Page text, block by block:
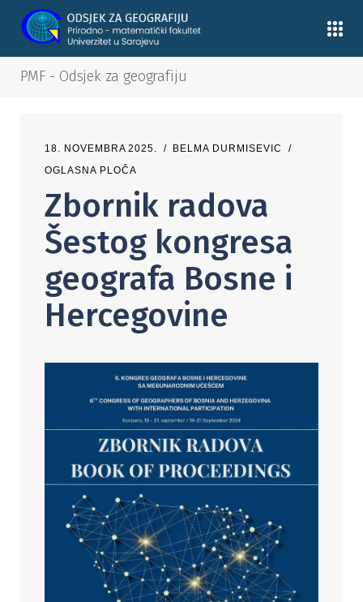
PMF - Odsjek za geografiju
18. NOVEMBRA 2025.
BELMA DURMISEVIC
OGLASNA PLOČA
Zbornik radova
Šestog kongresa
geografa Bosne i
Hercegovine